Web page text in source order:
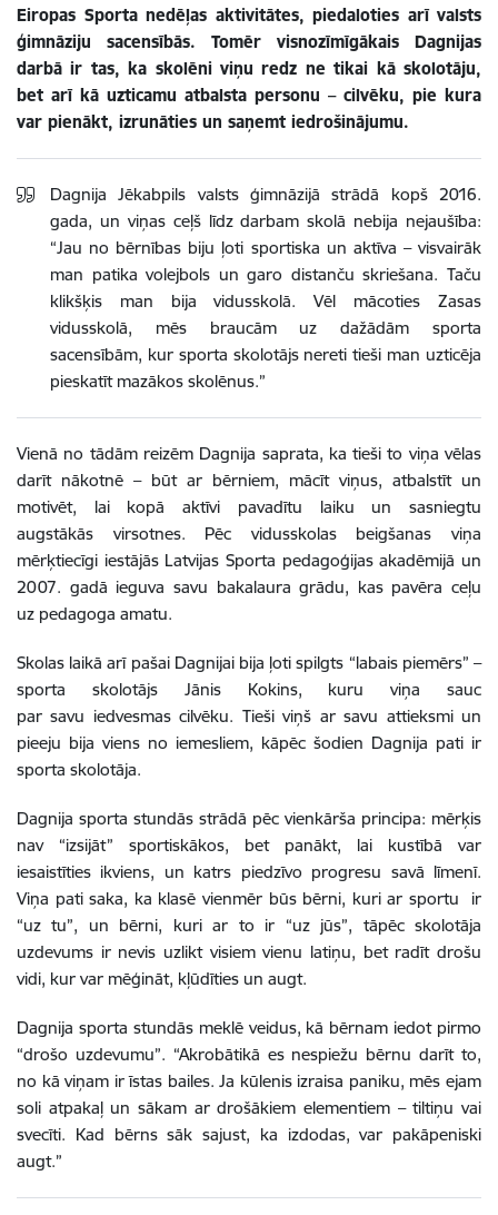
Eiropas Sporta nedēļas aktivitātes, piedaloties arī valsts
ģimnāziju sacensībās. Tomēr visnozīmīgākais Dagnijas
darbā ir tas, ka skolēni viņu redz ne tikai kā skolotāju,
bet arī kā uzticamu atbalsta personu – cilvēku, pie kura
var pienākt, izrunāties un saņemt iedrošinājumu.
Dagnija Jēkabpils valsts ģimnāzijā strādā kopš 2016.
gada, un viņas ceļš līdz darbam skolā nebija nejaušība:
“Jau no bērnības biju ļoti sportiska un aktīva – visvairāk
man patika volejbols un garo distanču skriešana. Taču
klikšķis man bija vidusskolā. Vēl mācoties Zasas
vidusskolā, mēs braucām uz dažādām sporta
sacensībām, kur sporta skolotājs nereti tieši man uzticēja
pieskatīt mazākos skolēnus.”
Vienā no tādām reizēm Dagnija saprata, ka tieši to viņa vēlas
darīt nākotnē – būt ar bērniem, mācīt viņus, atbalstīt un
motivēt, lai kopā aktīvi pavadītu laiku un sasniegtu
augstākās virsotnes. Pēc vidusskolas beigšanas viņa
mērķtiecīgi iestājās Latvijas Sporta pedagoģijas akadēmijā un
2007. gadā ieguva savu bakalaura grādu, kas pavēra ceļu
uz pedagoga amatu.
Skolas laikā arī pašai Dagnijai bija ļoti spilgts “labais piemērs” –
sporta skolotājs Jānis Kokins, kuru viņa sauc
par savu iedvesmas cilvēku. Tieši viņš ar savu attieksmi un
pieeju bija viens no iemesliem, kāpēc šodien Dagnija pati ir
sporta skolotāja.
Dagnija sporta stundās strādā pēc vienkārša principa: mērķis
nav “izsijāt” sportiskākos, bet panākt, lai kustībā var
iesaistīties ikviens, un katrs piedzīvo progresu savā līmenī.
Viņa pati saka, ka klasē vienmēr būs bērni, kuri ar sportu ir
“uz tu”, un bērni, kuri ar to ir “uz jūs”, tāpēc skolotāja
uzdevums ir nevis uzlikt visiem vienu latiņu, bet radīt drošu
vidi, kur var mēģināt, kļūdīties un augt.
Dagnija sporta stundās meklē veidus, kā bērnam iedot pirmo
“drošo uzdevumu”. “Akrobātikā es nespiežu bērnu darīt to,
no kā viņam ir īstas bailes. Ja kūlenis izraisa paniku, mēs ejam
soli atpakaļ un sākam ar drošākiem elementiem – tiltiņu vai
svecīti. Kad bērns sāk sajust, ka izdodas, var pakāpeniski
augt.”